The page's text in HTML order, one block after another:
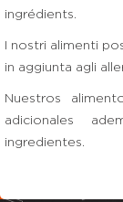
ingrédients.
I nostri alimenti
in aggiunta agli
Nuestros
adicionales
ingredientes.